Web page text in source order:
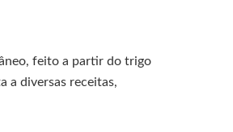
feito a partir do trigo
a diversas receitas,